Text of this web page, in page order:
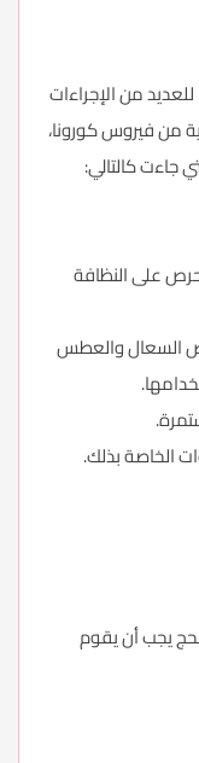
من الإجراءات
من فيروس كورونا،
جاءت كالتالي:
على النظافة
السعال والعطس
الخاصة بذلك.
يجب أن يقوم